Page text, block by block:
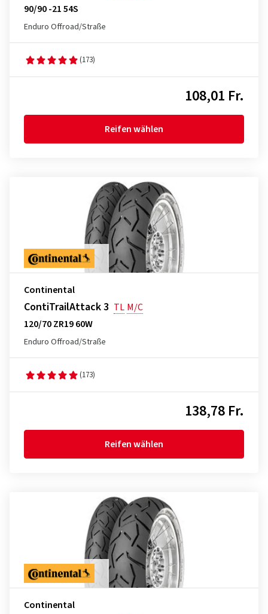
90/90 -21 54S
Enduro Offroad/Straße
(173)
108,01 Fr.
Reifen wählen
Continental
ContiTrailAttack 3 TL M/C
120/70 ZR19 60W
Enduro Offroad/Straße
(173)
138,78 Fr.
Reifen wählen
Continental